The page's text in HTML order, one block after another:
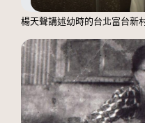
楊天聲講述幼時的台北富台新